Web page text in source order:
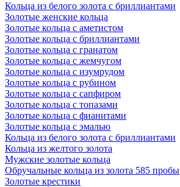
Кольца из белого золота с бриллиантами
Золотые женские кольца
Золотые кольца с аметистом
Золотые кольца с бриллиантами
Золотые кольца с гранатом
Золотые кольца с жемчугом
Золотые кольца с изумрудом
Золотые кольца с рубином
Золотые кольца с сапфиром
Золотые кольца с топазами
Золотые кольца с фианитами
Золотые кольца с эмалью
Кольца из белого золота с бриллиантами
Кольца из желтого золота
Мужские золотые кольца
Обручальные кольца из золота 585 пробы
Золотые крестики